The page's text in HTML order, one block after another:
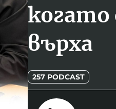
върха
257 PODCAST